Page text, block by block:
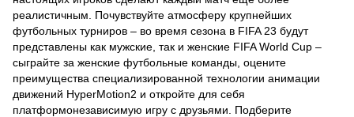
реалистичным. Почувствуйте атмосферу крупнейших
футбольных турниров – во время сезона в FIFA 23 будут
представлены как мужские, так и женские FIFA World Cup –
сыграйте за женские футбольные команды, оцените
преимущества специализированной технологии анимации
движений HyperMotion2 и откройте для себя
платформонезависимую игру с друзьями. Подберите